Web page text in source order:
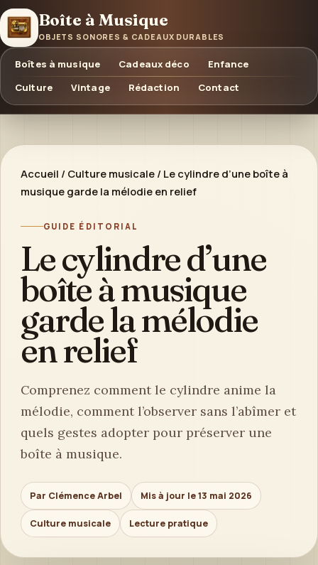
Boîte à Musique
OBJETS SONORES & CADEAUX DURABLES
Boîtes à musique Cadeaux déco
Enfance
Culture
Vintage Rédaction Contact
Accueil / Culture musicale / Le cylindre d’une boîte à
musique garde la mélodie en relief
GUIDE ÉDITORIAL
Le cylindre d’une
boîte à musique
garde la mélodie
en relief
Comprenez comment le cylindre anime la
mélodie, comment l’observer sans l’abîmer et
quels gestes adopter pour préserver une
boîte à musique.
Par Clémence Arbel Mis à jour le 13 mai 2026
Culture musicale Lecture pratique